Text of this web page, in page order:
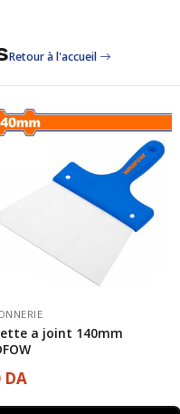
Retour à l'accueil
a joint 140mm
DA